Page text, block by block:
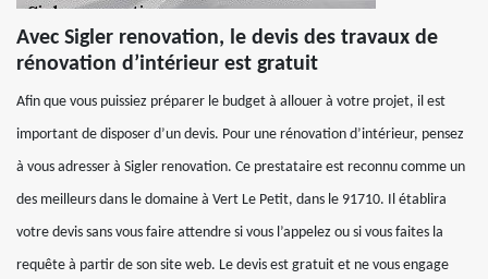
Avec Sigler renovation, le devis des travaux de
rénovation d’intérieur est gratuit
Afin que vous puissiez préparer le budget à allouer à votre projet, il est
important de disposer d’un devis. Pour une rénovation d’intérieur, pensez
à vous adresser à Sigler renovation. Ce prestataire est reconnu comme un
des meilleurs dans le domaine à Vert Le Petit, dans le 91710. Il établira
votre devis sans vous faire attendre si vous l’appelez ou si vous faites la
requête à partir de son site web. Le devis est gratuit et ne vous engage